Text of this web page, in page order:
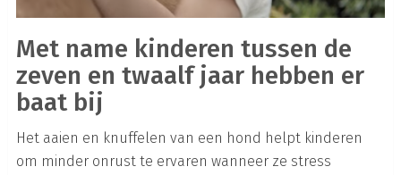
Met name kinderen tussen de
zeven en twaalf jaar hebben er
baat bij
Het aaien en knuffelen van een hond helpt kinderen
om minder onrust te ervaren wanneer ze stress